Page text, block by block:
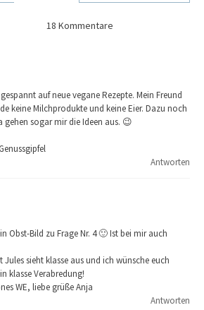
18 Kommentare
auf neue vegane Rezepte. Mein Freund
keine Milchprodukte und keine Eier. Dazu noch
gehen sogar mir die Ideen aus. 😉
Antworten
Obst-Bild zu Frage Nr. 4 🙂 Ist bei mir auch
Jules sieht klasse aus und ich wünsche euch
klasse Verabredung!
WE, liebe grüße Anja
Antworten